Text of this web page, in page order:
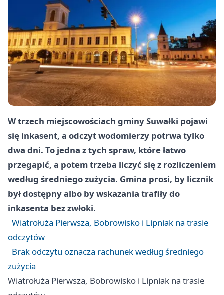
W trzech miejscowościach gminy Suwałki pojawi
się inkasent, a odczyt wodomierzy potrwa tylko
dwa dni. To jedna z tych spraw, które łatwo
przegapić, a potem trzeba liczyć się z rozliczeniem
według średniego zużycia. Gmina prosi, by licznik
był dostępny albo by wskazania trafiły do
inkasenta bez zwłoki.
Wiatrołuża Pierwsza, Bobrowisko i Lipniak na trasie
odczytów
Brak odczytu oznacza rachunek według średniego
zużycia
Wiatrołuża Pierwsza, Bobrowisko i Lipniak na trasie